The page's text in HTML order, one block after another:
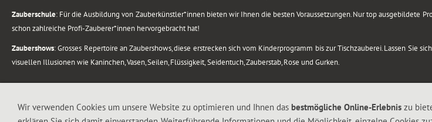
Zauberschule: Für die Ausbildung von Zauberkünstler*innen bieten wir Ihnen die besten Voraussetzungen. Nur top ausgebildete
schon zahlreiche Profi-Zauberer*innen hervorgebracht hat!
Zaubershows: Grosses Repertoire an Zaubershows, diese erstrecken sich vom Kinderprogramm bis zur Tischzauberei. Lassen
visuellen Illusionen wie Kaninchen, Vasen, Seilen, Flüssigkeit, Seidentuch, Zauberstab, Rose und Gurken.
.
Alle Rechte vorbehalten. © 1988-2026 Magic Zylinder
Wir verwenden Cookies um unsere Website zu optimieren und Ihnen das bestmögliche Online-Erlebnis zu